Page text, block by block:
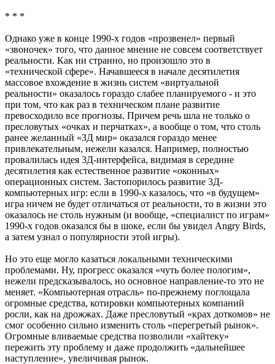
* * *
Однако уже в конце 1990-х годов «прозвенел» первый
«звоночек» того, что данное мнение не совсем соответствует
реальности. Как ни странно, но произошло это в
«технической сфере». Начавшееся в начале десятилетия
массовое вхождение в жизнь систем «виртуальной
реальности» оказалось гораздо слабее планируемого - и это
при том, что как раз в техническом плане развитие
превосходило все прогнозы. Причем речь шла не только о
пресловутых «очках и перчатках», а вообще о том, что столь
ранее желанный «3Д мир» оказался гораздо менее
привлекательным, нежели казался. Например, полностью
провалилась идея 3Д-интерфейса, видимая в середине
десятилетия как естественное развитие «оконных»
операционных систем. Застопорилось развитие 3Д-
компьютерных игр: если в 1990-х казалось, что «в будущем»
игра ничем не будет отличаться от реальности, то в жизни это
оказалось не столь нужным (и вообще, «специалист по играм»
1990-х годов оказался бы в шоке, если бы увидел Angry Birds,
а затем узнал о популярности этой игры).
Но это еще могло казаться локальными техническими
проблемами. Ну, прогресс оказался «чуть более пологим»,
нежели предсказывалось, но основное направление-то это не
меняет. «Компьютерная отрасль» по-прежнему поглощала
огромные средства, котировки компьютерных компаний
росли, как на дрожжах. Даже пресловутый «крах доткомов» не
смог особенно сильно изменить столь «перегретый рынок».
Огромные вливаемые средства позволили «хайтеку»
пережить эту проблему и даже продолжить «дальнейшее
наступление», увеличивая рынок.